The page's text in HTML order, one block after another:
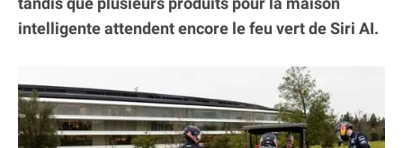
intelligente attendent encore le feu vert de Siri AI.